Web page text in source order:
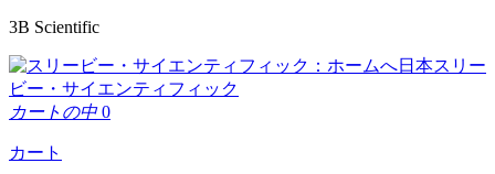
3B Scientific
日本スリー
ビー・サイエンティフィック
カートの中 0
カート